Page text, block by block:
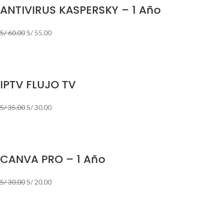
ANTIVIRUS KASPERSKY – 1 Año
S/60.00S/ 55.00
IPTV FLUJO TV
S/35.00S/30.00
CANVA PRO – 1 Año
S/30.00S/20.00